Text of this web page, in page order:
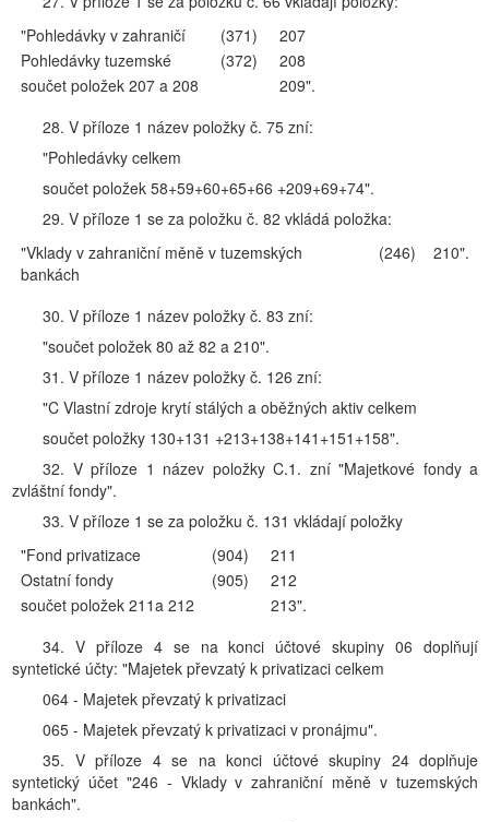
"Pohledávky v zahraničí
(371)
207
Pohledávky tuzemské
(372)
208
součet položek 207 a 208
209".
28. V příloze 1 název položky č. 75 zní:
"Pohledávky celkem
součet položek 58+59+60+65+66 +209+69+74".
29. V příloze 1 se za položku č. 82 vkládá položka:
"Vklady v zahraniční měně v tuzemských
bankách
(246) 210".
30. V příloze 1 název položky č. 83 zní:
"součet položek 80 až 82 a 210".
31. V příloze 1 název položky č. 126 zní:
"C Vlastní zdroje krytí stálých a oběžných aktiv celkem
součet položky 130+131 +213+138+141+151+158".
32. V příloze 1 název položky C.1. zní "Majetkové fondy a
zvláštní fondy".
33. V příloze 1 se za položku č. 131 vkládají položky
"Fond privatizace
(904)
211
Ostatní fondy
(905)
212
součet položek 211a 212
213".
34. V příloze 4 se na konci účtové skupiny 06 doplňují
syntetické účty: "Majetek převzatý k privatizaci celkem
064 - Majetek převzatý k privatizaci
065 - Majetek převzatý k privatizaci v pronájmu".
35. V příloze 4 se na konci účtové skupiny 24 doplňuje
syntetický účet "246 - Vklady v zahraniční měně v tuzemských
bankách".